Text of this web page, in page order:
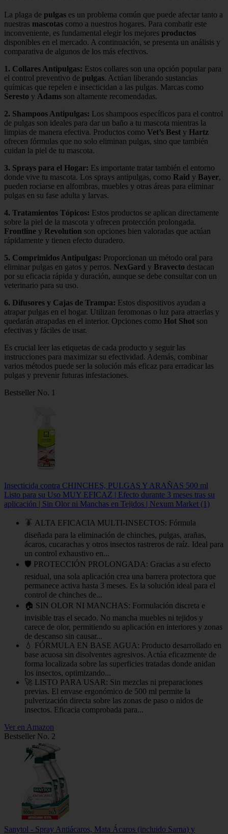
La plaga de pulgas es un problema común que puede afectar tanto a
nuestras mascotas como a nuestros hogares. Para combatir este
inconveniente, es fundamental elegir los mejores productos
disponibles en el mercado. A continuación, se presenta un análisis y
comparativa de algunos de los más efectivos.
1. Collares Antipulgas: Estos collares son una opción popular para
el control preventivo de pulgas. Actúan liberando sustancias
químicas que repelen e insecticidan a las pulgas. Marcas como
Seresto y Adams son altamente recomendadas.
2. Shampoos Antipulgas: Los shampoos específicos para el control
de pulgas son ideales para dar un baño a tu mascota mientras la
limpias de manera efectiva. Productos como Vet’s Best y Hartz
ofrecen fórmulas que no solo eliminan pulgas, sino que también
cuidan la piel de tu mascota.
3. Sprays para el Hogar: Es importante tratar también el entorno
donde vive tu mascota. Los sprays antipulgas, como Raid y Bayer,
pueden rociarse en alfombras, muebles y otras áreas para eliminar
pulgas en su fase adulta y larvas.
4. Tratamientos Tópicos: Estos productos se aplican directamente
sobre la piel de la mascota y ofrecen protección prolongada.
Frontline y Revolution son opciones bien valoradas que actúan
rápidamente y tienen efecto duradero.
5. Comprimidos Antipulgas: Proporcionan un método oral para
eliminar pulgas en gatos y perros. NexGard y Bravecto destacan
por su eficacia rápida y duración, aunque se debe consultar con un
veterinario para su uso.
6. Difusores y Cajas de Trampa: Estos dispositivos ayudan a
atrapar pulgas en el hogar. Utilizan feromonas o luz para atraerlas y
quedarán atrapadas en el interior. Opciones como Hot Shot son
efectivas y fáciles de usar.
Es crucial leer las etiquetas de cada producto y seguir las
instrucciones para maximizar su efectividad. Además, combinar
varios métodos puede ser la solución más eficaz para erradicar las
pulgas y prevenir futuras infestaciones.
Bestseller No. 1
Insecticida contra CHINCHES, PULGAS Y ARAÑAS 500 ml
Listo para su Uso MUY EFICAZ | Efecto durante 3 meses tras su
aplicación | Sin Olor ni Manchas en Tejidos | Nexum Market (1)
🪳 ALTA EFICACIA MULTI-INSECTOS: Fórmula
diseñada para la eliminación de chinches, pulgas, arañas,
ácaros, cucarachas y otros insectos rastreros de raíz. Ideal para
un control exhaustivo en...
🛡️ PROTECCIÓN PROLONGADA: Gracias a su efecto
residual, una sola aplicación crea una barrera protectora que
permanece activa hasta 3 meses. Es la solución ideal para el
control de chinches de...
🏠 SIN OLOR NI MANCHAS: Formulación discreta e
invisible tras el secado. No mancha muebles ni tejidos y
carece de olor, permitiendo su aplicación en interiores y zonas
de descanso sin causar...
💧 FÓRMULA EN BASE AGUA: Producto desarrollado en
base acuosa sin disolventes agresivos. Actúa eficazmente de
forma localizada sobre las superficies tratadas donde anidan
los insectos, optimizando...
🚀 LISTO PARA USAR: Sin mezclas ni preparaciones
previas. El envase ergonómico de 500 ml permite la
pulverización directa sobre las zonas de paso o nidos de
insectos. Eficacia comprobada para...
Ver en Amazon
Bestseller No. 2
Sanytol - Spray Antiácaros, Mata Ácaros (incluido Sarna) y